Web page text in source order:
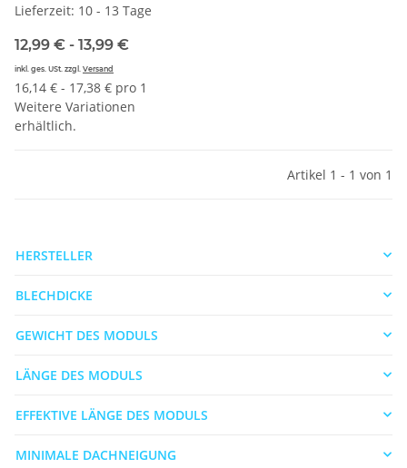
Lieferzeit: 10 - 13 Tage
12,99 € - 13,99 €
inkl. ges. USt. zzgl. Versand
16,14 € - 17,38 € pro 1
Weitere Variationen
erhältlich.
Artikel 1 - 1 von 1
HERSTELLER
BLECHDICKE
GEWICHT DES MODULS
LÄNGE DES MODULS
EFFEKTIVE LÄNGE DES MODULS
MINIMALE DACHNEIGUNG